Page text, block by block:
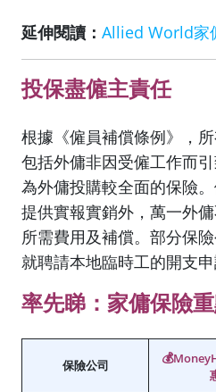
延伸閱讀： Allied World家
投保盡僱主責任
根據《僱員補償條例》，
包括外傭非因受僱工作而
為外傭投購較全面的保險
提供實報實銷外，萬一外
所需費用及補償。部分保
就聘請本地臨時工的開支申
率先睇：家傭保險
保險公司 💰